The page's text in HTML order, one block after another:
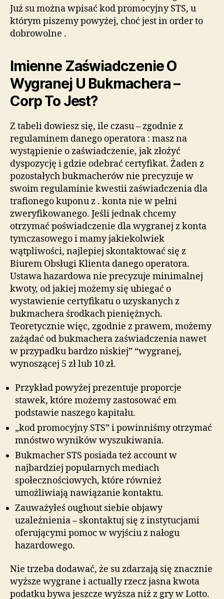
Już su można wpisać kod promocyjny STS, u
którym piszemy powyżej, choć jest in order to
dobrowolne .
Imienne Zaświadczenie O
Wygranej U Bukmachera –
Corp To Jest?
Z tabeli dowiesz się, ile czasu – zgodnie z
regulaminem danego operatora : masz na
wystąpienie o zaświadczenie, jak złożyć
dyspozycję i gdzie odebrać certyfikat. Żaden z
pozostałych bukmacherów nie precyzuje w
swoim regulaminie kwestii zaświadczenia dla
trafionego kuponu z . konta nie w pełni
zweryfikowanego. Jeśli jednak chcemy
otrzymać poświadczenie dla wygranej z konta
tymczasowego i mamy jakiekolwiek
wątpliwości, najlepiej skontaktować się z
Biurem Obsługi Klienta danego operatora.
Ustawa hazardowa nie precyzuje minimalnej
kwoty, od jakiej możemy się ubiegać o
wystawienie certyfikatu o uzyskanych z
bukmachera środkach pieniężnych.
Teoretycznie więc, zgodnie z prawem, możemy
zażądać od bukmachera zaświadczenia nawet
w przypadku bardzo niskiej” “wygranej,
wynoszącej 5 zł lub 10 zł.
Przykład powyżej prezentuje proporcje
stawek, które możemy zastosować em
podstawie naszego kapitału.
„kod promocyjny STS” i powinniśmy otrzymać
mnóstwo wyników wyszukiwania.
Bukmacher STS posiada też account w
najbardziej popularnych mediach
społecznościowych, które również
umożliwiają nawiązanie kontaktu.
Zauważyłeś oughout siebie objawy
uzależnienia – skontaktuj się z instytucjami
oferującymi pomoc w wyjściu z nałogu
hazardowego.
Nie trzeba dodawać, że su zdarzają się znacznie
wyższe wygrane i actually rzecz jasna kwota
podatku bywa jeszcze wyższa niż z gry w Lotto.